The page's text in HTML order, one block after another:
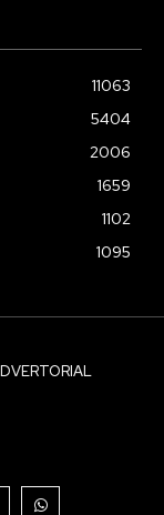
11063
5404
2006
1659
1102
1095